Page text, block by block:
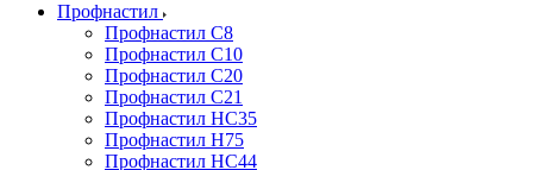
Профнастил
Профнастил С8
Профнастил С10
Профнастил С20
Профнастил С21
Профнастил НС35
Профнастил Н75
Профнастил HC44